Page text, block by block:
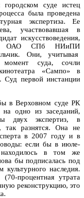
суде истец
была проведена
экспертиза. Ее
участвовавшая в
искусствоведения,
ОАО СПб НИиПИ
Они, учитывая
момент суда, сочли
«Сампо» в
Суд первой инстанции
в Верховном суде РК
на одно из заседаний,
двух экспертиз, в
так разнятся. Она не
в 2007 году и в
если бы в июле-
находилось в том же
бы подписалась под
наследия.
процентная утрата
реконструкцию, это